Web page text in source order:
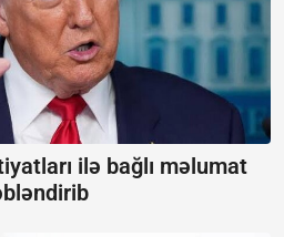
ilə bağlı məlumat